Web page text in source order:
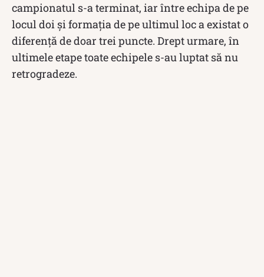
campionatul s-a terminat, iar între echipa de pe
locul doi și formația de pe ultimul loc a existat o
diferență de doar trei puncte. Drept urmare, în
ultimele etape toate echipele s-au luptat să nu
retrogradeze.